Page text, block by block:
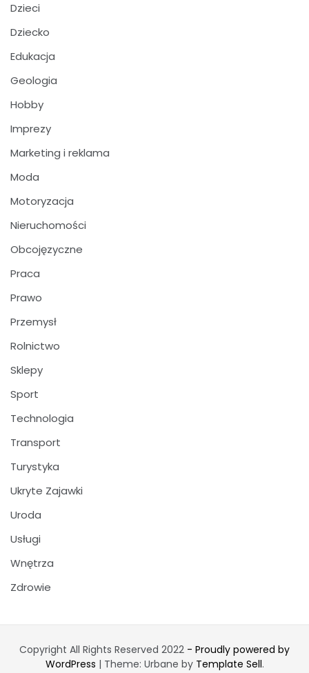
Dzieci
Dziecko
Edukacja
Geologia
Hobby
Imprezy
Marketing i reklama
Moda
Motoryzacja
Nieruchomości
Obcojęzyczne
Praca
Prawo
Przemysł
Rolnictwo
Sklepy
Sport
Technologia
Transport
Turystyka
Ukryte Zajawki
Uroda
Usługi
Wnętrza
Zdrowie
Copyright All Rights Reserved 2022 - Proudly powered by
WordPress | Theme: Urbane by Template Sell.